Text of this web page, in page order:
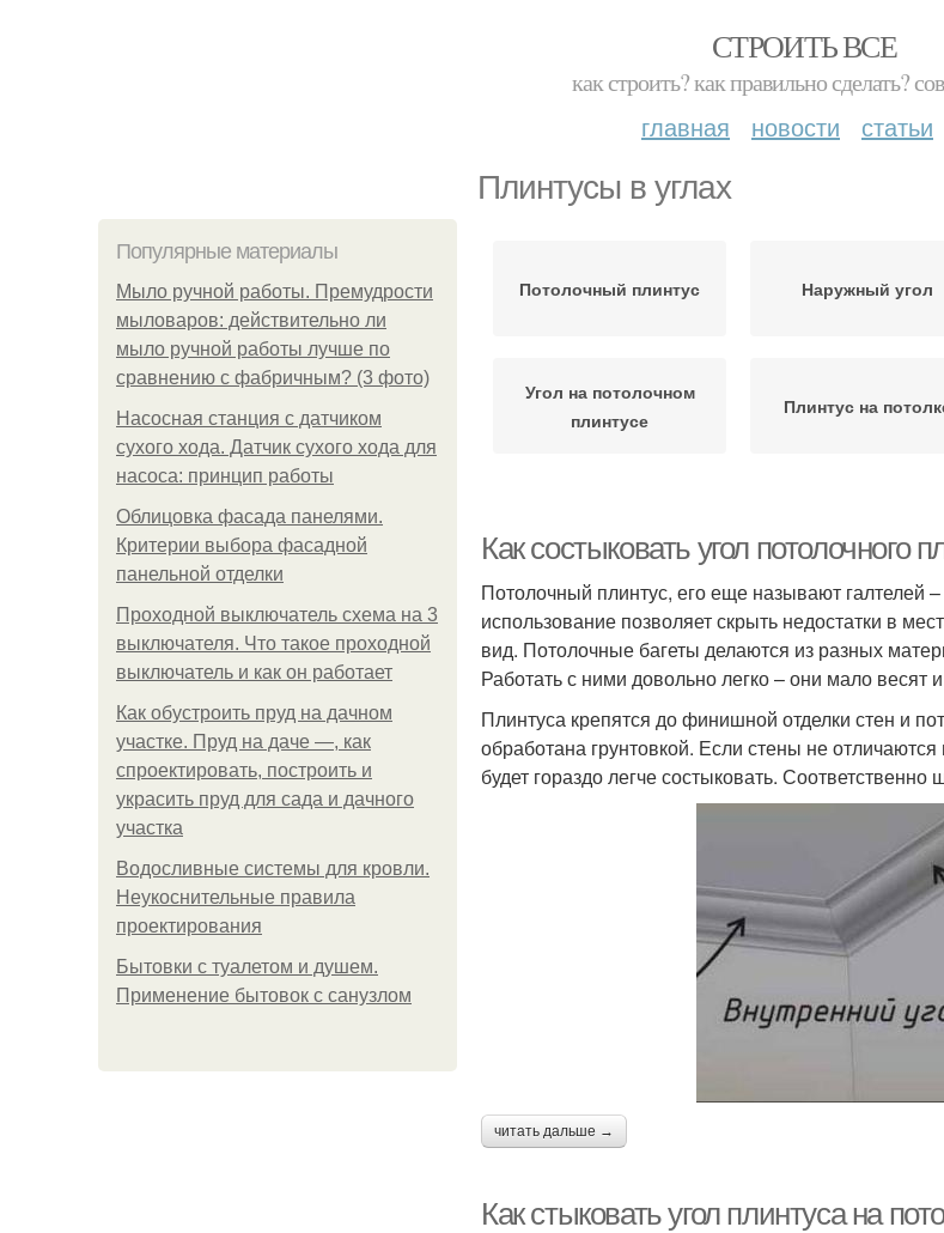
СТРОИТЬ ВСЕ
как строить? как правильно сделать?
главная новости статьи
Плинтусы в углах
Популярные материалы
Мыло ручной работы. Премудрости
мыловаров: действительно ли
мыло ручной работы лучше по
сравнению с фабричным? (3 фото)
Насосная станция с датчиком
сухого хода. Датчик сухого хода для
насоса: принцип работы
Облицовка фасада панелями.
Критерии выбора фасадной
панельной отделки
Проходной выключатель схема на 3
выключателя. Что такое проходной
выключатель и как он работает
Как обустроить пруд на дачном
участке. Пруд на даче —, как
спроектировать, построить и
украсить пруд для сада и дачного
участка
Водосливные системы для кровли.
Неукоснительные правила
проектирования
Бытовки с туалетом и душем.
Применение бытовок с санузлом
Потолочный плинтус Наружный угол
Угол на потолочном
плинтусе
Плинтус на
Как состыковать угол потолочного
Потолочный плинтус, его еще называют галтелей
использование позволяет скрыть недостатки в
вид. Потолочные багеты делаются из разных
Работать с ними довольно легко – они мало весят
Плинтуса крепятся до финишной отделки стен и
обработана грунтовкой. Если стены не
будет гораздо легче состыковать.
читать дальше →
Как стыковать угол плинтуса на